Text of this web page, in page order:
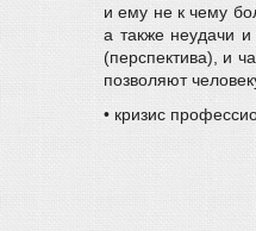
и ему не к чему
а также неудачи
(перспектива), и
позволяют
• кризис